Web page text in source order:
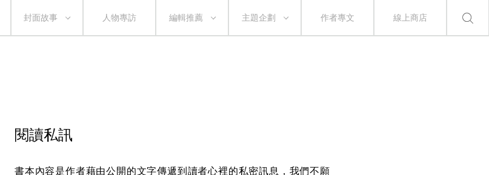
封面故事 人物專訪 編輯推薦 主題企劃 作者專文 線上商店
閱讀私訊
書本內容是作者藉由公開的文字傳遞到讀者心裡的私密訊息， 我們不願